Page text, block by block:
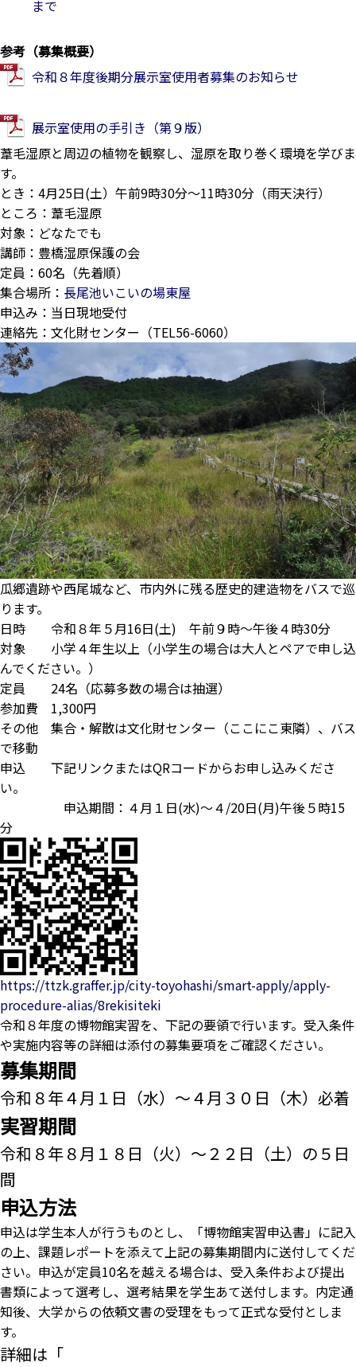
まで
参考（募集概要）
令和８年度後期分展示室使用者募集のお知らせ
展示室使用の手引き（第９版）
葦毛湿原と周辺の植物を観察し、湿原を取り巻く環境を学びま
す。
とき：4月25日(土）午前9時30分～11時30分（雨天決行）
ところ：葦毛湿原
対象：どなたでも
講師：豊橋湿原保護の会
定員：60名（先着順）
集合場所： 長尾池いこいの場東屋
申込み：当日現地受付
連絡先：文化財センター（TEL56-6060）
瓜郷遺跡や西尾城など、市内外に残る歴史的建造物をバスで巡
ります。
日時 令和８年５月16日(土) 午前９時～午後４時30分
対象 小学４年生以上（小学生の場合は大人とペアで申し込
んでください。）
定員 24名（応募多数の場合は抽選）
参加費 1,300円
その他 集合・解散は文化財センター（ここにこ東隣）、バス
で移動
申込 下記リンクまたはQRコードからお申し込みくださ
い。
申込期間：４月１日(水)～４/20日(月)午後５時15
分
https://ttzk.graffer.jp/city-toyohashi/smart-apply/apply-
procedure-alias/8rekisiteki
令和８年度の博物館実習を、下記の要領で行います。受入条件
や実施内容等の詳細は添付の募集要項をご確認ください。
募集期間
令和８年４月１日（水）～４月３０日（木）必着
実習期間
令和８年８月１８日（火）～２２日（土）の５日
間
申込方法
申込は学生本人が行うものとし、「博物館実習申込書」に記入
の上、課題レポートを添えて上記の募集期間内に送付してくだ
さい。申込が定員10名を越える場合は、受入条件および提出
書類によって選考し、選考結果を学生あて送付します。内定通
知後、大学からの依頼文書の受理をもって正式な受付としま
す。
詳細は「